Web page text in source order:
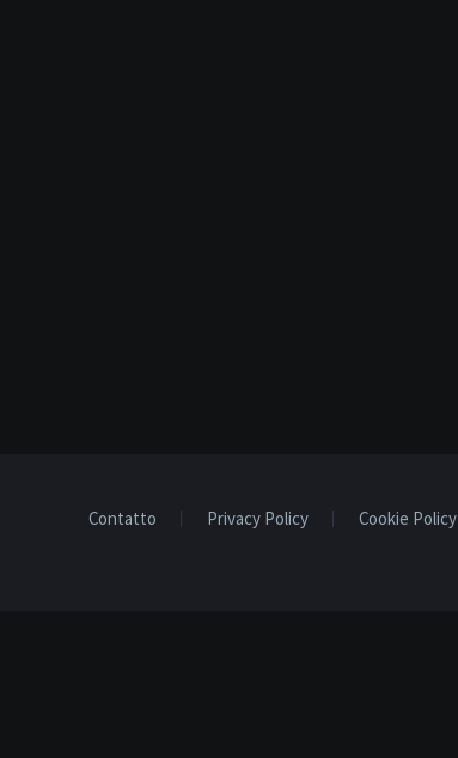
Contatto Privacy Policy Cookie Policy